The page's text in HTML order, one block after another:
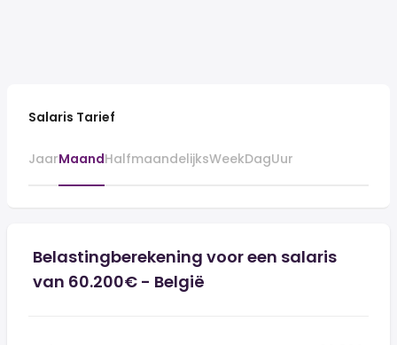
Salaris Tarief
JaarMaandHalfmaandelijksWeekDagUur
Belastingberekening voor een salaris
van 60.200€ - België